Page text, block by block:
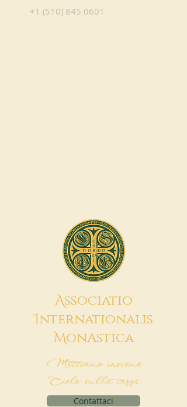
+1 (510) 845 0601
Associatio
Internationalis
MonAstica
Mettiamo insieme
Cielo sulla terra
Contattaci